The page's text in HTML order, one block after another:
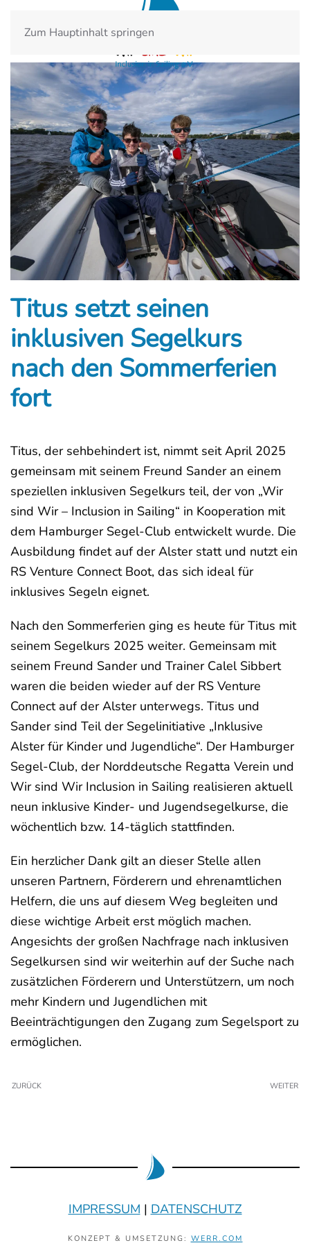
Zum Hauptinhalt springen
Titus setzt seinen
inklusiven Segelkurs
nach den Sommerferien
fort
Titus, der sehbehindert ist, nimmt seit April 2025
gemeinsam mit seinem Freund Sander an einem
speziellen inklusiven Segelkurs teil, der von „Wir
sind Wir – Inclusion in Sailing“ in Kooperation mit
dem Hamburger Segel-Club entwickelt wurde. Die
Ausbildung findet auf der Alster statt und nutzt ein
RS Venture Connect Boot, das sich ideal für
inklusives Segeln eignet.
Nach den Sommerferien ging es heute für Titus mit
seinem Segelkurs 2025 weiter. Gemeinsam mit
seinem Freund Sander und Trainer Calel Sibbert
waren die beiden wieder auf der RS Venture
Connect auf der Alster unterwegs. Titus und
Sander sind Teil der Segelinitiative „Inklusive
Alster für Kinder und Jugendliche“. Der Hamburger
Segel-Club, der Norddeutsche Regatta Verein und
Wir sind Wir Inclusion in Sailing realisieren aktuell
neun inklusive Kinder- und Jugendsegelkurse, die
wöchentlich bzw. 14-täglich stattfinden.
Ein herzlicher Dank gilt an dieser Stelle allen
unseren Partnern, Förderern und ehrenamtlichen
Helfern, die uns auf diesem Weg begleiten und
diese wichtige Arbeit erst möglich machen.
Angesichts der großen Nachfrage nach inklusiven
Segelkursen sind wir weiterhin auf der Suche nach
zusätzlichen Förderern und Unterstützern, um noch
mehr Kindern und Jugendlichen mit
Beeinträchtigungen den Zugang zum Segelsport zu
ermöglichen.
ZURÜCK WEITER
IMPRESSUM | DATENSCHUTZ
KONZEPT & UMSETZUNG: WERR.COM